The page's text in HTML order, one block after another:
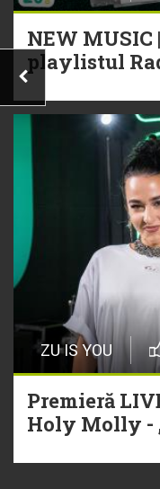
NEW MUSIC
playlistul
ZU IS YOU
Premieră
Holy Molly -